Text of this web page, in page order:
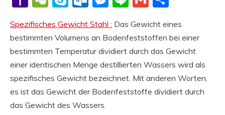
Spezifisches Gewicht Stahl : Das Gewicht eines
bestimmten Volumens an Bodenfeststoffen bei einer
bestimmten Temperatur dividiert durch das Gewicht
einer identischen Menge destillierten Wassers wird als
spezifisches Gewicht bezeichnet. Mit anderen Worten,
es ist das Gewicht der Bodenfeststoffe dividiert durch
das Gewicht des Wassers.